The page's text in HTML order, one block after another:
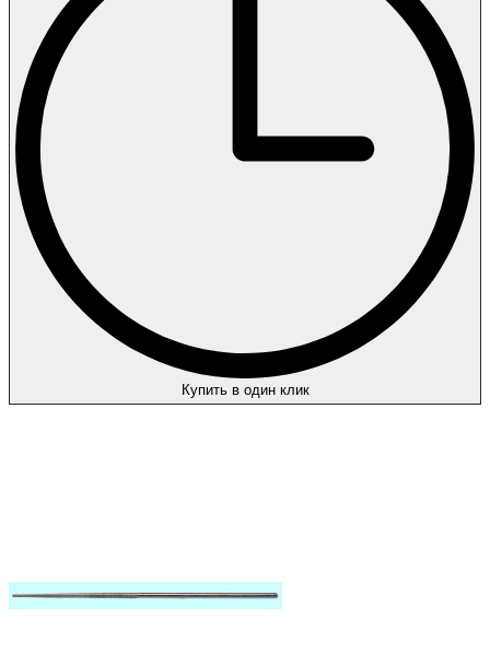
Купить в один клик